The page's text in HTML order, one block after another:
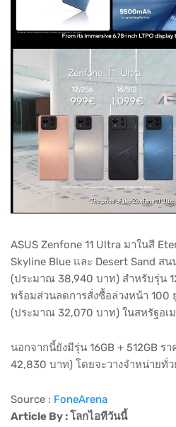
ASUS Zenfone 11 Ultra มาในสี
Skyline Blue และ Desert Sand ส
(ประมาณ 38,940 บาท) สำหรับรุ่น
พร้อมส่วนลดการสั่งซื้อล่วงหน้า 100
(ประมาณ 32,070 บาท) ในสหรัฐอเ
นอกจากนี้ยังมีรุ่น 16GB + 512GB ร
42,830 บาท) โดยจะวางจำหน่ายทั่ว
Source : FoneArena
Article By : โลกไอทีวันนี้